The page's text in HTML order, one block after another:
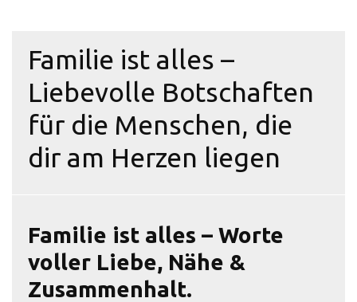
Familie ist alles –
Liebevolle Botschaften
für die Menschen, die
dir am Herzen liegen
Familie ist alles – Worte
voller Liebe, Nähe &
Zusammenhalt.